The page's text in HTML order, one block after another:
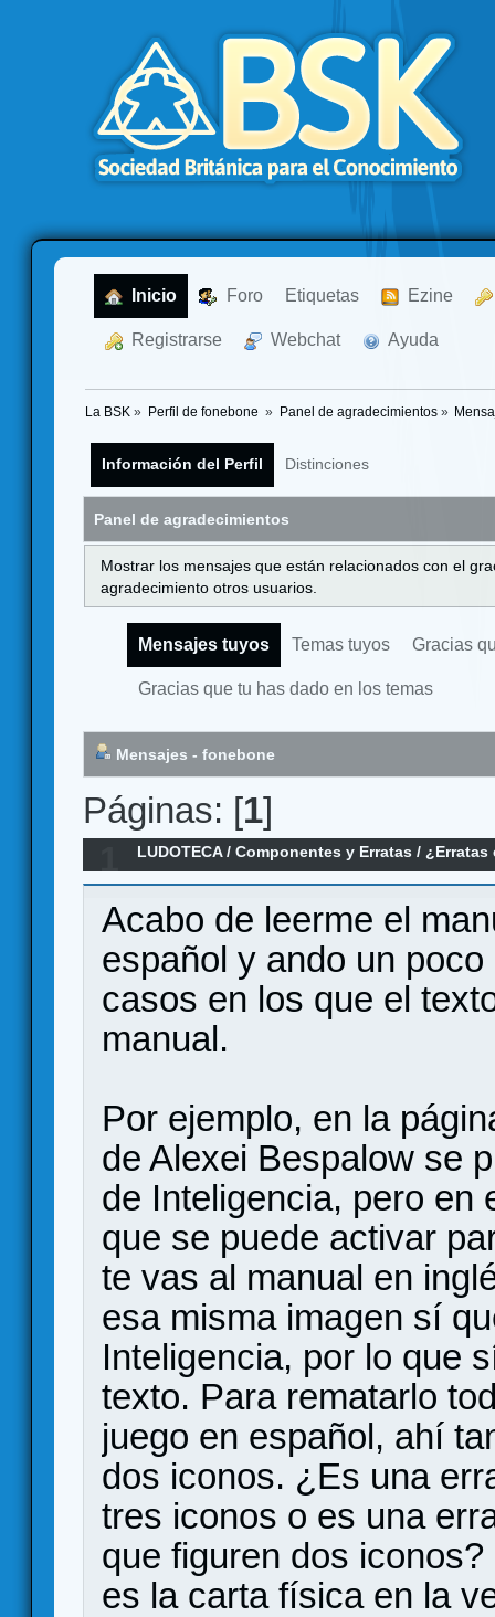
Inicio Foro Etiquetas Ezine
Registrarse Webchat Ayuda
La BSK » Perfil de fonebone » Panel de agradecimientos»
Información del Perfil Distinciones
Panel de agradecimientos
Mostrar los mensajes que están relacionados con el
agradecimiento otros usuarios.
Mensajes tuyos Temas tuyos Gracias
Gracias que tu has dado en los temas
Mensajes - fonebone
Páginas: [1]
LUDOTECA/Componentes y Erratas /¿Erratas
Acabo de leerme el
español y ando un
casos en los que el
manual.
Por ejemplo, en la
de Alexei Bespalow se
de Inteligencia, pero en
que se puede activar
te vas al manual en
esa misma imagen sí
Inteligencia, por lo que
texto. Para rematarlo
juego en español, ahí
dos iconos. ¿Es una
tres iconos o es una
que figuren dos
es la carta física en la